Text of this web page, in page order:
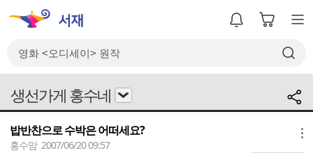
생선가게 홍수네
밥반찬으로 수박은 어떠세요?
홍수맘 2007/06/20 09:57